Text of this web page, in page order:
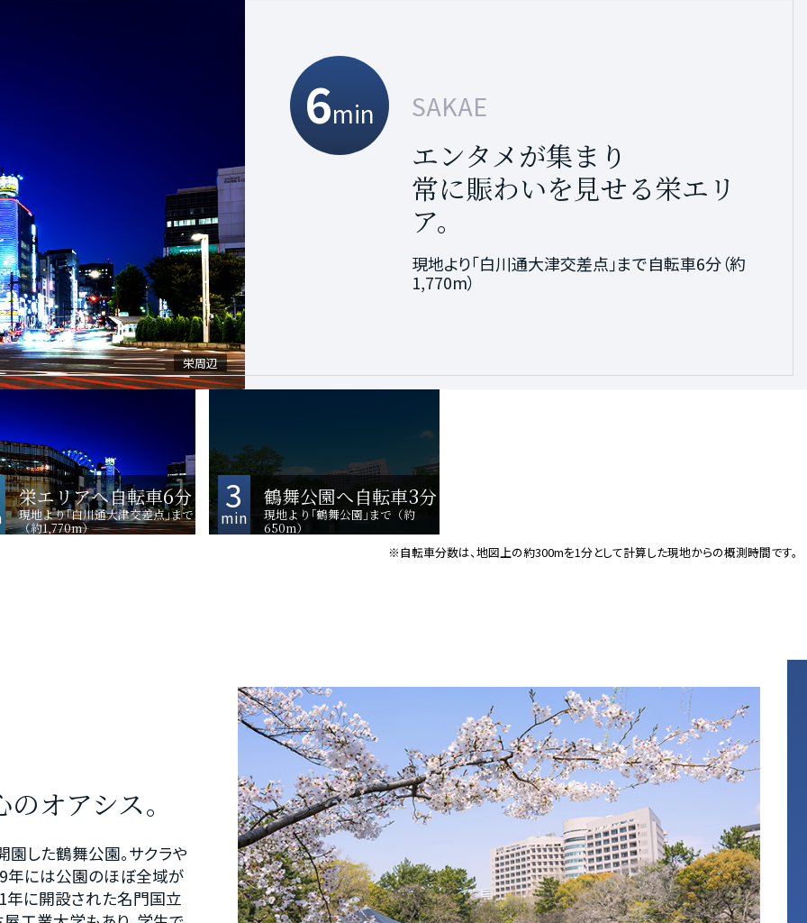
栄周辺
6min SAKAE
エンタメが集まり
常に賑わいを見せる栄エリ
ア。
現地より｢白川通大津交差点｣まで自転車6分（約
1,770m）
鶴舞公園（現地より650m）
3min TSURUMA PARK
鶴舞公園を中心に
緑豊かな街並みが広がる鶴
舞エリア。
現地より｢鶴舞公園｣まで自転車3分（約650m）
栄エリアへ自転車6分
現地より｢白川通大津交差点｣まで
（約1,770m）
3
min
鶴舞公園へ自転車3分
現地より｢鶴舞公園｣まで（約
650m）
※自転車分数は、地図上の約300mを1分として計算した現地からの概測時間です。
オアシス。
した鶴舞公園。サクラや
年には公園のほぼ全域が
年に開設された名門国立